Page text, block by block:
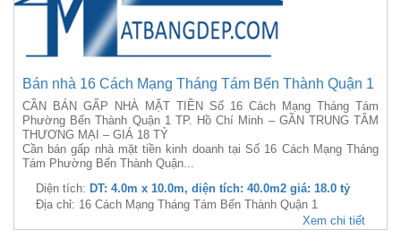
Bán nhà 16 Cách Mạng Tháng Tám Bến Thành Quận 1
CẦN BÁN GẤP NHÀ MẶT TIỀN Số 16 Cách Mạng Tháng Tám
Phường Bến Thành Quận 1 TP. Hồ Chí Minh – GẦN TRUNG TÂM
THƯƠNG MẠI – GIÁ 18 TỶ
Cần bán gấp nhà mặt tiền kinh doanh tại Số 16 Cách Mạng Tháng
Tám Phường Bến Thành Quận...
Diện tích: DT: 4.0m x 10.0m, diện tích: 40.0m2 giá: 18.0 tỷ
Địa chỉ: 16 Cách Mạng Tháng Tám Bến Thành Quận 1
Xem chi tiết